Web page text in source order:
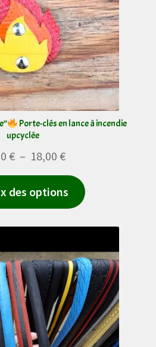
peuvent
être
choisies
sur
la
page
du
Porte-clés en lance à incendie
upcyclée
€ – 18,00 €Plage
de
prix :
15,00 €
à
18,00 €
des options
Ce
produit
variations.
Les
options
peuvent
être